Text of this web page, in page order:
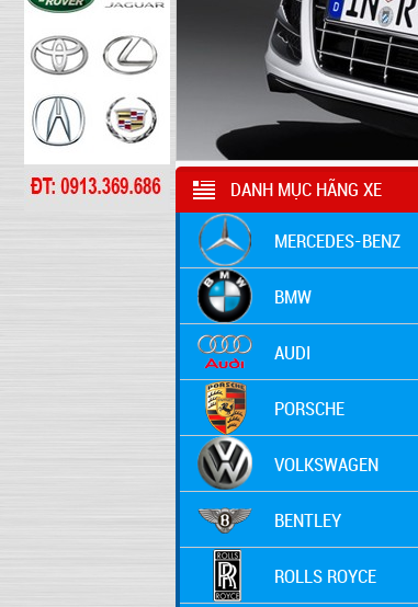
DANH MỤC HÃNG XE
MERCEDES-BENZ
BMW
AUDI
PORSCHE
VOLKSWAGEN
BENTLEY
ROLLS ROYCE